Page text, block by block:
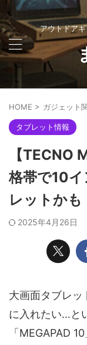
アウトドア
HOME > ガジェット
タブレット情報
【TECNO
格帯で10
レットかも
2025年4月26日
大画面タブレ
に入れたい…と
「MEGAPAD